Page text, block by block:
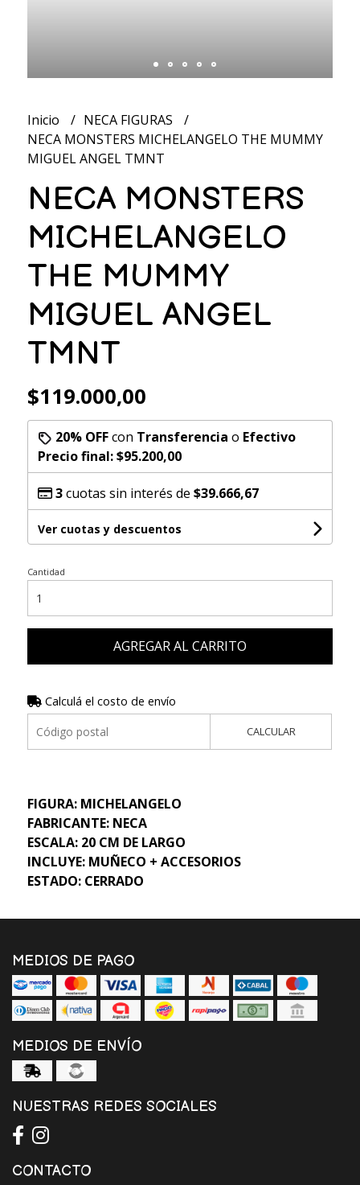
Inicio
NECA FIGURAS
NECA MONSTERS MICHELANGELO THE MUMMY
MIGUEL ANGEL TMNT
NECA MONSTERS
MICHELANGELO
THE MUMMY
MIGUEL ANGEL
TMNT
$119.000,00
20% OFFcon Transferencia o Efectivo
Precio final:$95.200,00
3cuotas sin interés de $39.666,67
Ver cuotas y descuentos
Cantidad
AGREGAR AL CARRITO
Calculá el costo de envío
CALCULAR
FIGURA: MICHELANGELO
FABRICANTE: NECA
ESCALA: 20 CM DE LARGO
INCLUYE: MUÑECO + ACCESORIOS
ESTADO: CERRADO
MEDIOS DE PAGO
MEDIOS DE ENVÍO
NUESTRAS REDES SOCIALES
CONTACTO